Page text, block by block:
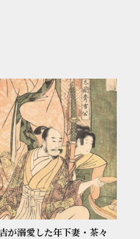
が溺愛した年下妻・茶々